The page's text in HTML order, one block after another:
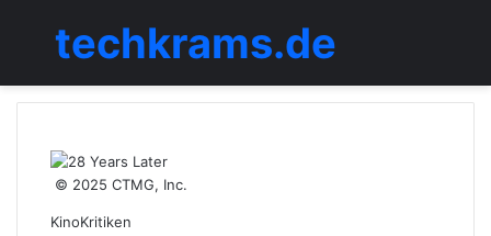
Menü
techkrams.de
© 2025 CTMG, Inc.
KinoKritiken